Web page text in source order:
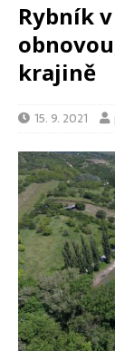
Rybník
krajině
15. 9. 2021